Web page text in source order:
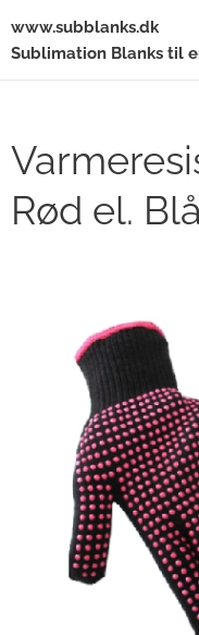
Sublimation Blanks til
Rød el.